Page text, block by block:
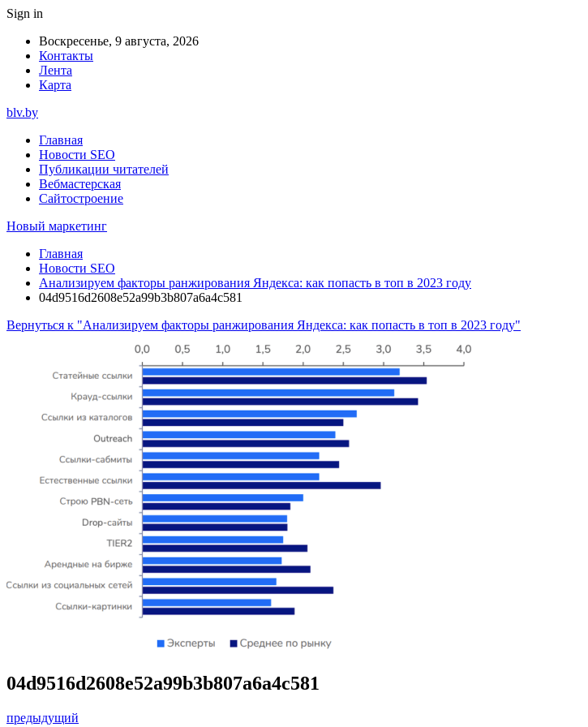
Sign in
Воскресенье, 9 августа, 2026
Контакты
Лента
Карта
blv.by
Главная
Новости SEO
Публикации читателей
Вебмастерская
Сайтостроение
Новый маркетинг
Главная
Новости SEO
Анализируем факторы ранжирования Яндекса: как попасть в топ в 2023 году
04d9516d2608e52a99b3b807a6a4c581
Вернуться к "Анализируем факторы ранжирования Яндекса: как попасть в топ в 2023 году"
04d9516d2608e52a99b3b807a6a4c581
предыдущий